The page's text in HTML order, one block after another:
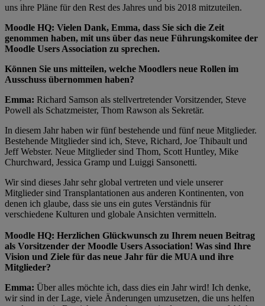
uns ihre Pläne für den Rest des Jahres und bis 2018 mitzuteilen.
Moodle HQ: Vielen Dank, Emma, dass Sie sich die Zeit
genommen haben, mit uns über das neue Führungskomitee der
Moodle Users Association zu sprechen.
Können Sie uns mitteilen, welche Moodlers neue Rollen im
Ausschuss übernommen haben?
Emma: Richard Samson als stellvertretender Vorsitzender, Steve
Powell als Schatzmeister, Thom Rawson als Sekretär.
In diesem Jahr haben wir fünf bestehende und fünf neue Mitglieder.
Bestehende Mitglieder sind ich, Steve, Richard, Joe Thibault und
Jeff Webster. Neue Mitglieder sind Thom, Scott Huntley, Mike
Churchward, Jessica Gramp und Luiggi Sansonetti.
Wir sind dieses Jahr sehr global vertreten und viele unserer
Mitglieder sind Transplantationen aus anderen Kontinenten, von
denen ich glaube, dass sie uns ein gutes Verständnis für
verschiedene Kulturen und globale Ansichten vermitteln.
Moodle HQ: Herzlichen Glückwunsch zu Ihrem neuen Beitrag
als Vorsitzender der Moodle Users Association! Was sind Ihre
Vision und Ziele für das neue Jahr für die MUA und ihre
Mitglieder?
Emma: Über alles möchte ich, dass dies ein Jahr wird! Ich denke,
wir sind in der Lage, viele Änderungen umzusetzen, die uns helfen